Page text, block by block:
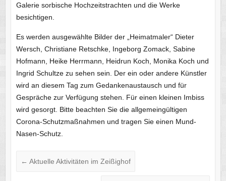
Galerie sorbische Hochzeitstrachten und die Werke
besichtigen.
Es werden ausgewählte Bilder der „Heimatmaler“ Dieter
Wersch, Christiane Retschke, Ingeborg Zomack, Sabine
Hofmann, Heike Herrmann, Heidrun Koch, Monika Koch und
Ingrid Schultze zu sehen sein. Der ein oder andere Künstler
wird an diesem Tag zum Gedankenaustausch und für
Gespräche zur Verfügung stehen. Für einen kleinen Imbiss
wird gesorgt. Bitte beachten Sie die allgemeingültigen
Corona-Schutzmaßnahmen und tragen Sie einen Mund-
Nasen-Schutz.
← Aktuelle Aktivitäten im Zeißighof